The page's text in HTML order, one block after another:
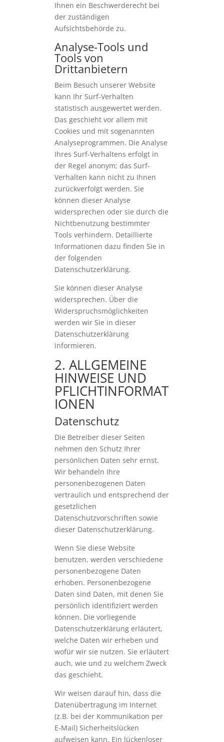
Ihnen ein Beschwerderecht bei
der zuständigen
Aufsichtsbehörde zu.
Analyse-Tools und
Tools von
Drittanbietern
Beim Besuch unserer Website
kann Ihr Surf-Verhalten
statistisch ausgewertet werden.
Das geschieht vor allem mit
Cookies und mit sogenannten
Analyseprogrammen. Die Analyse
Ihres Surf-Verhaltens erfolgt in
der Regel anonym; das Surf-
Verhalten kann nicht zu Ihnen
zurückverfolgt werden. Sie
können dieser Analyse
widersprechen oder sie durch die
Nichtbenutzung bestimmter
Tools verhindern. Detaillierte
Informationen dazu finden Sie in
der folgenden
Datenschutzerklärung.
Sie können dieser Analyse
widersprechen. Über die
Widerspruchsmöglichkeiten
werden wir Sie in dieser
Datenschutzerklärung
informieren.
2. ALLGEMEINE
HINWEISE UND
PFLICHTINFORMAT
IONEN
Datenschutz
Die Betreiber dieser Seiten
nehmen den Schutz Ihrer
persönlichen Daten sehr ernst.
Wir behandeln Ihre
personenbezogenen Daten
vertraulich und entsprechend der
gesetzlichen
Datenschutzvorschriften sowie
dieser Datenschutzerklärung.
Wenn Sie diese Website
benutzen, werden verschiedene
personenbezogene Daten
erhoben. Personenbezogene
Daten sind Daten, mit denen Sie
persönlich identifiziert werden
können. Die vorliegende
Datenschutzerklärung erläutert,
welche Daten wir erheben und
wofür wir sie nutzen. Sie erläutert
auch, wie und zu welchem Zweck
das geschieht.
Wir weisen darauf hin, dass die
Datenübertragung im Internet
(z.B. bei der Kommunikation per
E-Mail) Sicherheitslücken
aufweisen kann. Ein lückenloser